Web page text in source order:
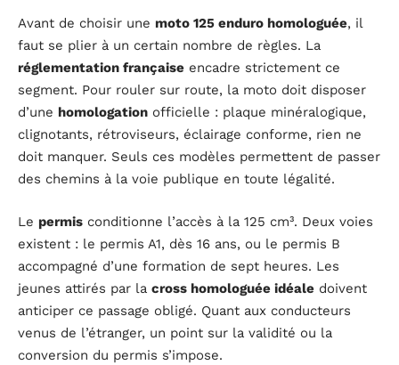
Avant de choisir une moto 125 enduro homologuée, il
faut se plier à un certain nombre de règles. La
réglementation française encadre strictement ce
segment. Pour rouler sur route, la moto doit disposer
d’une homologation officielle : plaque minéralogique,
clignotants, rétroviseurs, éclairage conforme, rien ne
doit manquer. Seuls ces modèles permettent de passer
des chemins à la voie publique en toute légalité.
Le permis conditionne l’accès à la 125 cm³. Deux voies
existent : le permis A1, dès 16 ans, ou le permis B
accompagné d’une formation de sept heures. Les
jeunes attirés par la cross homologuée idéale doivent
anticiper ce passage obligé. Quant aux conducteurs
venus de l’étranger, un point sur la validité ou la
conversion du permis s’impose.